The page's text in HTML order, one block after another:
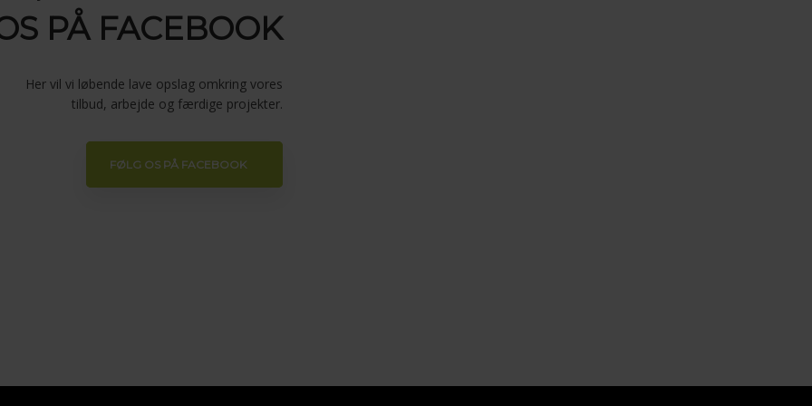
PÅ FACEBOOK
Her vil vi løbende lave opslag omkring vores
tilbud, arbejde og færdige projekter.
FØLG OS PÅ FACEBOOK